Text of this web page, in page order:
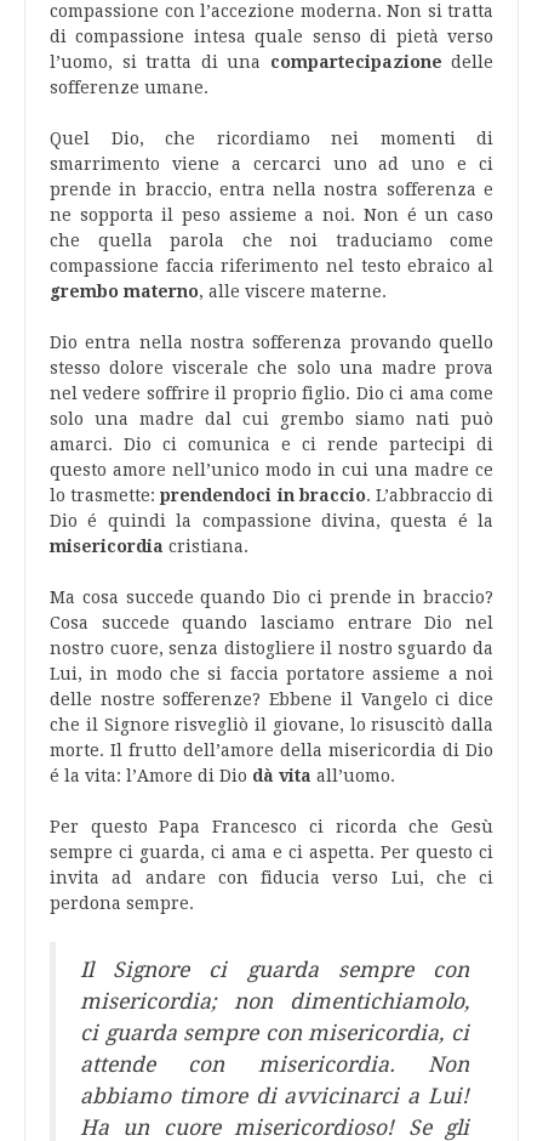
compassione con l’accezione moderna. Non si tratta
di compassione intesa quale senso di pietà verso
l’uomo, si tratta di una compartecipazione delle
sofferenze umane.
Quel Dio, che ricordiamo nei momenti di
smarrimento viene a cercarci uno ad uno e ci
prende in braccio, entra nella nostra sofferenza e
ne sopporta il peso assieme a noi. Non é un caso
che quella parola che noi traduciamo come
compassione faccia riferimento nel testo ebraico al
grembo materno, alle viscere materne.
Dio entra nella nostra sofferenza provando quello
stesso dolore viscerale che solo una madre prova
nel vedere soffrire il proprio figlio. Dio ci ama come
solo una madre dal cui grembo siamo nati può
amarci. Dio ci comunica e ci rende partecipi di
questo amore nell’unico modo in cui una madre ce
lo trasmette:prendendoci in braccio. L’abbraccio di
Dio é quindi la compassione divina, questa é la
misericordia cristiana.
Ma cosa succede quando Dio ci prende in braccio?
Cosa succede quando lasciamo entrare Dio nel
nostro cuore, senza distogliere il nostro sguardo da
Lui, in modo che si faccia portatore assieme a noi
delle nostre sofferenze? Ebbene il Vangelo ci dice
che il Signore risvegliò il giovane, lo risuscitò dalla
morte. Il frutto dell’amore della misericordia di Dio
é la vita: l’Amore di Dio dà vita all’uomo.
Per questo Papa Francesco ci ricorda che Gesù
sempre ci guarda, ci ama e ci aspetta. Per questo ci
invita ad andare con fiducia verso Lui, che ci
perdona sempre.
Il Signore ci guarda sempre con
misericordia; non dimentichiamolo,
ci guarda sempre con misericordia, ci
attende con misericordia. Non
abbiamo timore di avvicinarci a Lui!
Ha un cuore misericordioso! Se gli